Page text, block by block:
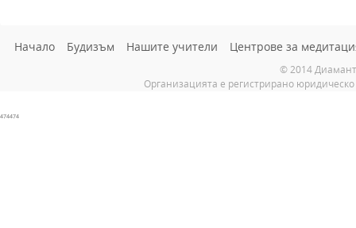
Начало Будизъм Нашите учители Центрове за
© 2014
Организацията е регистрирано
474474